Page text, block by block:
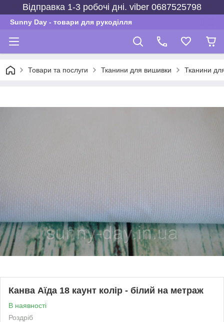
Відправка 1-3 робочі дні. viber 0687525798
Sunny Day - товари для рукоділля
Товари та послуги Тканини для вишивки Тканини
Канва Аїда 18 каунт колір - білий на метраж
В наявності
Роздріб